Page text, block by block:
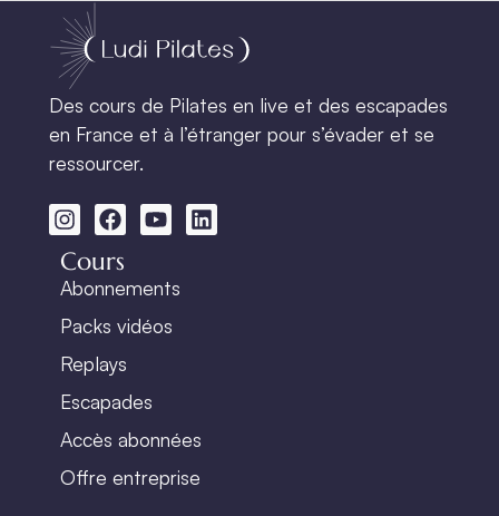
Des cours de Pilates en live et des escapades
en France et à l’étranger pour s’évader et se
ressourcer.
Cours
Abonnements
Packs vidéos
Replays
Escapades
Accès abonnées
Offre entreprise